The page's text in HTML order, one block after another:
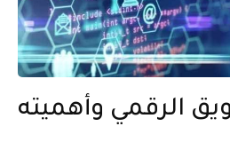
الرقمي وأهميته